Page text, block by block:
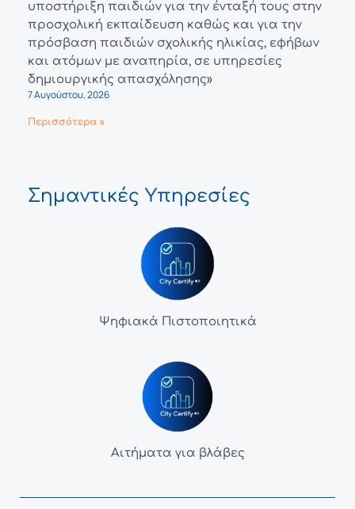
υποστήριξη παιδιών για την ένταξή τους στην
προσχολική εκπαίδευση καθώς και για την
πρόσβαση παιδιών σχολικής ηλικίας, εφήβων
και ατόμων με αναπηρία, σε υπηρεσίες
δημιουργικής απασχόλησης»
7 Αυγούστου, 2026
Περισσότερα »
Σημαντικές Υπηρεσίες
Ψηφιακά Πιστοποιητικά
Αιτήματα για βλάβες